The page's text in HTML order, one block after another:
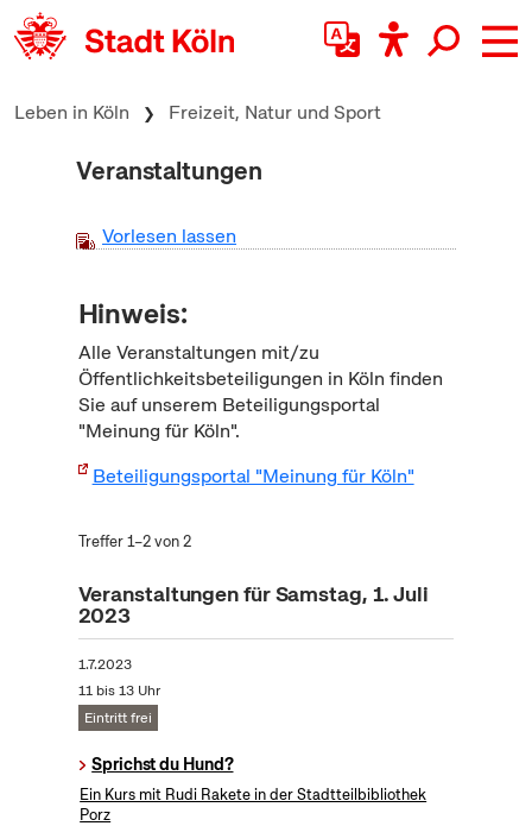
zum Inhalt springen
Leben in Köln Freizeit, Natur und Sport
Veranstaltungen
Vorlesen lassen
Hinweis:
Alle Veranstaltungen mit/zu
Öffentlichkeitsbeteiligungen in Köln finden
Sie auf unserem Beteiligungsportal
"Meinung für Köln".
Beteiligungsportal "Meinung für Köln"
Treffer 1–2 von 2
Veranstaltungen für Samstag, 1. Juli
2023
1.7.2023
11 bis 13 Uhr
Eintritt frei
Sprichst du Hund?
Ein Kurs mit Rudi Rakete in der Stadtteilbibliothek
Porz